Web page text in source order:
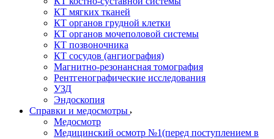
КТ мягких тканей
КТ органов грудной клетки
КТ органов мочеполовой системы
КТ позвоночника
КТ сосудов (ангиография)
Магнитно-резонансная томография
Рентгенографические исследования
УЗД
Эндоскопия
Справки и медосмотры
Медосмотр
Медицинский осмотр №1(перед поступлением в